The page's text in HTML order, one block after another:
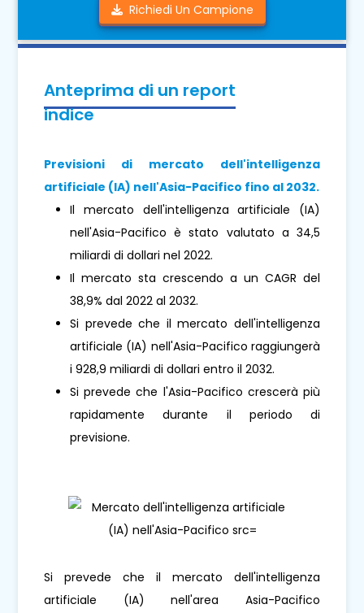
Richiedi Un Campione
Anteprima di un report
indice
Previsioni di mercato dell'intelligenza
artificiale (IA) nell'Asia-Pacifico fino al 2032.
Il mercato dell'intelligenza artificiale (IA)
nell'Asia-Pacifico è stato valutato a 34,5
miliardi di dollari nel 2022.
Il mercato sta crescendo a un CAGR del
38,9% dal 2022 al 2032.
Si prevede che il mercato dell'intelligenza
artificiale (IA) nell'Asia-Pacifico raggiungerà
i 928,9 miliardi di dollari entro il 2032.
Si prevede che l'Asia-Pacifico crescerà più
rapidamente durante il periodo di
previsione.
Si prevede che il mercato dell'intelligenza
artificiale (IA) nell'area Asia-Pacifico